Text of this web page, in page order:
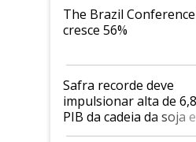
The Brazil
cresce 56%
Safra recorde deve
impulsionar alta de
PIB da cadeia da soja e
biodiesel em 2026